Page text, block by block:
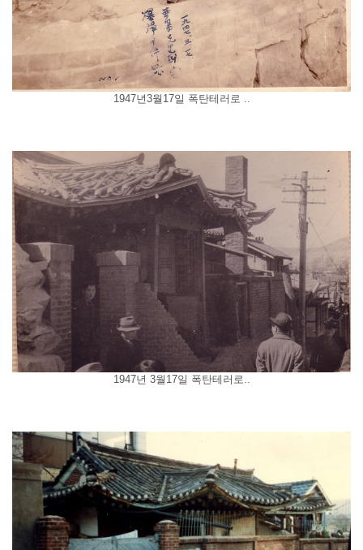
1947년3월17일 폭탄테러로 ..
1947년 3월17일 폭탄테러로..